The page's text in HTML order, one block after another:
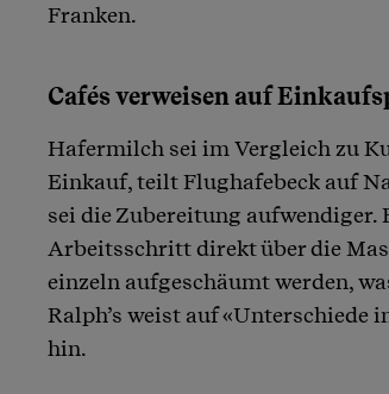
Franken.
Cafés verweisen auf
Hafermilch sei im Vergleich zu
Einkauf, teilt Flughafebeck auf
sei die Zubereitung aufwendiger.
Arbeitsschritt direkt über die
einzeln aufgeschäumt werden,
Ralph’s weist auf «Unterschiede
hin.